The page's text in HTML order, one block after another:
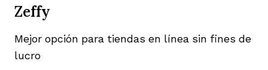
Zeffy
Mejor opción para tiendas en línea sin fines de
lucro